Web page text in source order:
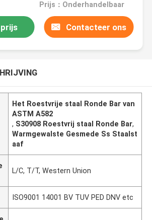
Prijs：Onderhandelbaar
Contacteer ons
Het Roestvrije staal Ronde Bar van
ASTM A582
, S30908 Roestvrij staal Ronde Bar,
Warmgewalste Gesmede Ss Staalst
aaf
L/C, T/T, Western Union
ISO9001 14001 BV TUV PED DNV etc